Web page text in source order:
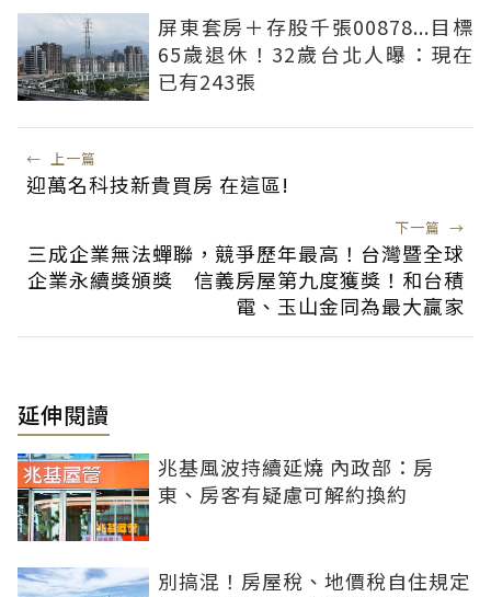
屏東套房＋存股千張00878...目標
65歲退休！32歲台北人曝：現在
已有243張
← 上一篇
迎萬名科技新貴買房 在這區!
下一篇 →
三成企業無法蟬聯，競爭歷年最高！台灣暨全球
企業永續獎頒獎 信義房屋第九度獲獎！和台積
電、玉山金同為最大贏家
延伸閱讀
兆基風波持續延燒 內政部：房
東、房客有疑慮可解約換約
別搞混！房屋稅、地價稅自住規定